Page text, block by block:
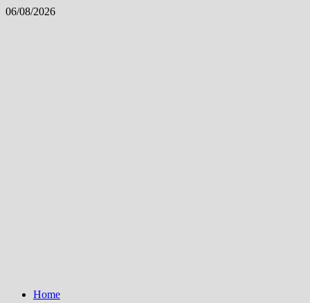
Skip
06/08/2026
Home